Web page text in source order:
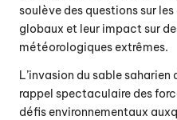
soulève des questions sur
globaux et leur impact sur
météorologiques extrêmes.
L’invasion du sable saharien
rappel spectaculaire des
défis environnementaux